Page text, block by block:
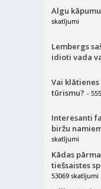
Algu
skatījumi
Lembergs
idioti vada
Vai
tūrismu? -
Interesanti
biržu
skatījumi
Kādas
tiešsaistes
53069 skatījumi